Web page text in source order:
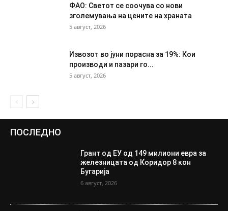
ФАО: Светот се соочува со нови
зголемувања на цените на храната
5 август, 2026
Извозот во јуни порасна за 19%: Кои
производи и пазари го...
5 август, 2026
ПОСЛЕДНО
Грант од ЕУ од 149 милиони евра за
железницата од Коридор 8 кон
Бугарија
6 август, 2026